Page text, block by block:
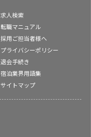
求人検索
転職マニュアル
採用ご担当者様へ
プライバシーポリシー
退会手続き
宿泊業界用語集
サイトマップ